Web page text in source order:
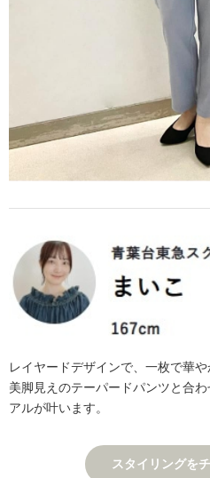
レイヤードデザインで、一枚で華
美脚見えのテーパードパンツと合
アルが叶います。
スタイリングを